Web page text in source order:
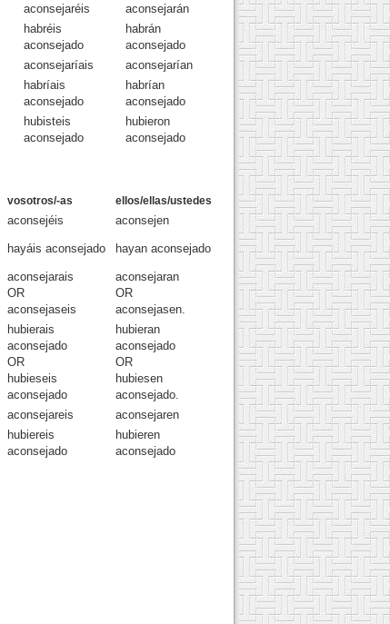
aconsejaréis aconsejarán
habréis
aconsejado
habrán
aconsejado
aconsejaríais aconsejarían
habríais
aconsejado
habrían
aconsejado
hubisteis
aconsejado
hubieron
aconsejado
vosotros/-as ellos/ellas/ustedes
aconsejéis aconsejen
hayáis aconsejado hayan aconsejado
aconsejarais
OR
aconsejaseis
aconsejaran
OR
aconsejasen.
hubierais
aconsejado
OR
hubieseis
aconsejado
hubieran
aconsejado
OR
hubiesen
aconsejado.
aconsejareis aconsejaren
hubiereis
aconsejado
hubieren
aconsejado